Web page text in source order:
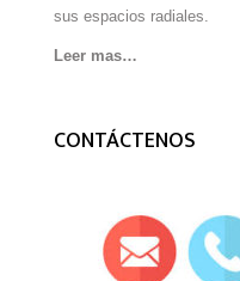
sus espacios radiales.
Leer mas…
CONTÁCTENOS